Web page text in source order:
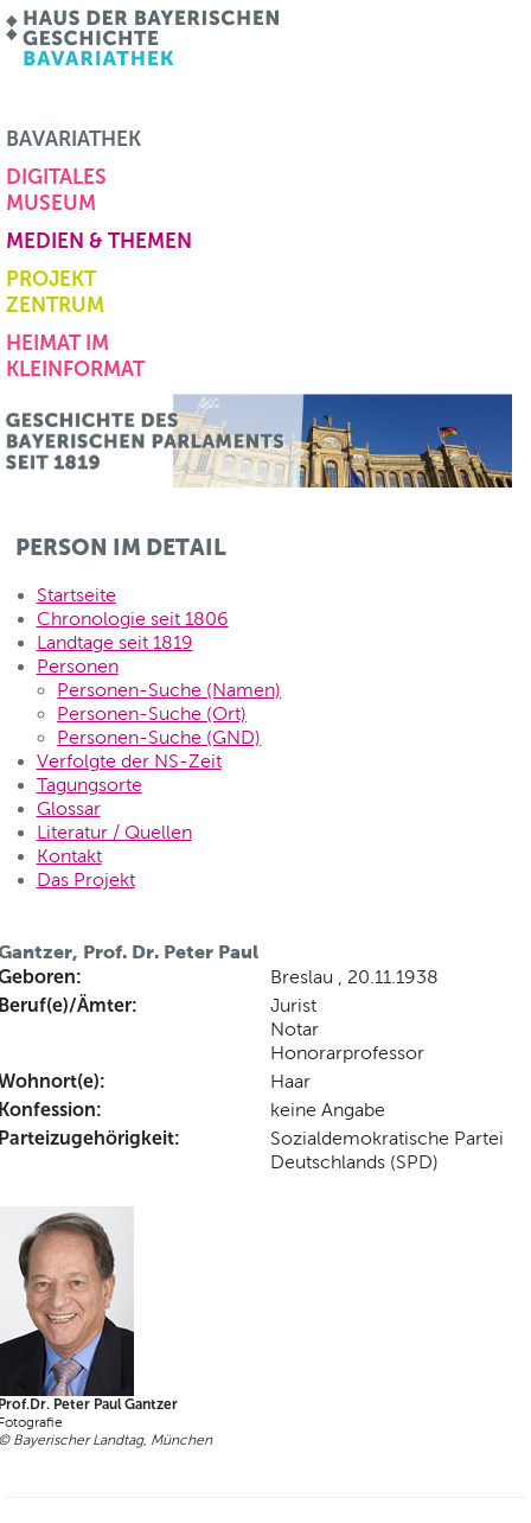
BAVARIATHEK
DIGITALES
MUSEUM
MEDIEN & THEMEN
PROJEKT
ZENTRUM
HEIMAT IM
KLEINFORMAT
PERSON IM DETAIL
Startseite
Chronologie seit 1806
Landtage seit 1819
Personen
Personen-Suche (Namen)
Personen-Suche (Ort)
Personen-Suche (GND)
Verfolgte der NS-Zeit
Tagungsorte
Glossar
Literatur / Quellen
Kontakt
Das Projekt
Prof. Dr. Peter Paul
Breslau , 20.11.1938
Ämter:
Jurist
Notar
Honorarprofessor
Haar
keine Angabe
Sozialdemokratische Partei
Deutschlands (SPD)
Peter Paul Gantzer
Bayerischer Landtag, München